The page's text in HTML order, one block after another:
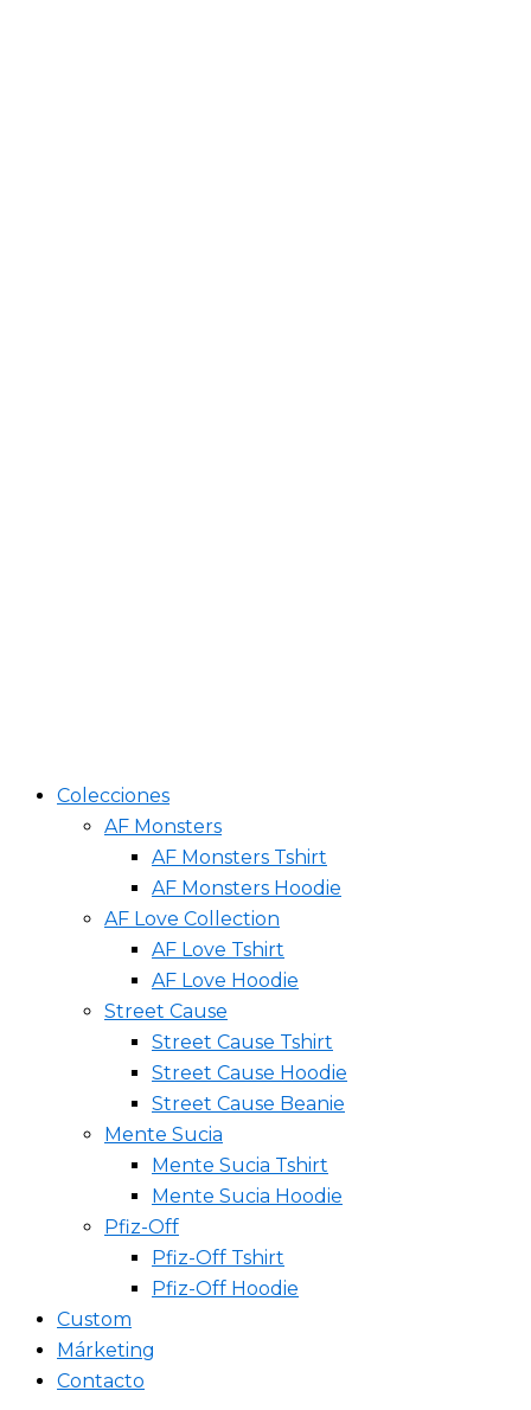
Colecciones
AF Monsters
AF Monsters Tshirt
AF Monsters Hoodie
AF Love Collection
AF Love Tshirt
AF Love Hoodie
Street Cause
Street Cause Tshirt
Street Cause Hoodie
Street Cause Beanie
Mente Sucia
Mente Sucia Tshirt
Mente Sucia Hoodie
Pfiz-Off
Pfiz-Off Tshirt
Pfiz-Off Hoodie
Custom
Márketing
Contacto